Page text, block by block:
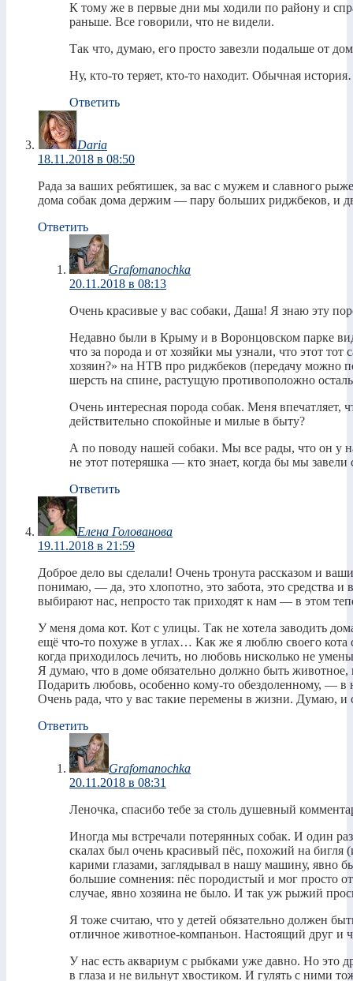
К тому же в первые дни мы ходили по району и
раньше. Все говорили, что не видели.
Так что, думаю, его просто завезли подальше от
Ну, кто-то теряет, кто-то находит. Обычная
Ответить
Daria
18.11.2018 в 08:50
Рада за ваших ребятишек, за вас с мужем и славного
дома собак дома держим — пару больших риджбеков, и
Ответить
Grafomanochka
20.11.2018 в 08:13
Очень красивые у вас собаки, Даша! Я знаю эту
Недавно были в Крыму и в Воронцовском парке
что за порода и от хозяйки мы узнали, что этот
хозяин?» на НТВ про риджбеков (передачу можно
шерсть на спине, растущую противоположно
Очень интересная порода собак. Меня
действительно спокойные и милые в быту?
А по поводу нашей собаки. Мы все рады, что он у
не этот потеряшка — кто знает, когда бы мы
Ответить
Елена Голованова
19.11.2018 в 21:59
Доброе дело вы сделали! Очень тронута рассказом и
понимаю, — да, это хлопотно, это забота, это средства и
выбирают нас, непросто так приходят к нам — в этом
У меня дома кот. Кот с улицы. Так не хотела заводить
ещё что-то похуже в углах… Как же я люблю своего
когда приходилось лечить, но любовь нисколько не
Я думаю, что в доме обязательно должно быть животное,
Подарить любовь, особенно кому-то обездоленному, — в
Очень рада, что у вас такие перемены в жизни. Думаю, и
Ответить
Grafomanochka
20.11.2018 в 08:31
Леночка, спасибо тебе за столь душевный
Иногда мы встречали потерянных собак. И один
скалах был очень красивый пёс, похожий на
карими глазами, заглядывал в нашу машину, явно
большие сомнения: пёс породистый и мог просто
случае, явно хозяина не было. И так уж рыжий
Я тоже считаю, что у детей обязательно должен
отличное животное-компаньон. Настоящий друг и
У нас есть аквариум с рыбками уже давно. Но это
в глаза и не вильнут хвостиком. И гулять с ними